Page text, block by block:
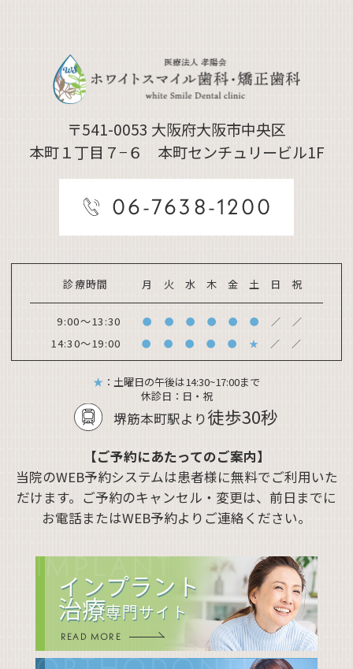
〒541-0053 大阪府大阪市中央区
本町１丁目７−６ 本町センチュリービル1F
06-7638-1200
診療時間 月 火 水 木 金 土 日 祝
9:00～13:30 ● ● ● ● ● ● ／ ／
14:30～19:00 ● ● ● ● ● ★ ／ ／
★ ：土曜日の午後は14:30~17:00まで
休診日： 日・祝
堺筋本町駅より徒歩30秒
【ご予約にあたってのご案内】
当院のWEB予約システムは患者様に無料でご利用いた
だけます。ご予約のキャンセル・変更は、前日までに
お電話またはWEB予約よりご連絡ください。
IMPLANT
インプラント
治療専門サイト
READ MORE